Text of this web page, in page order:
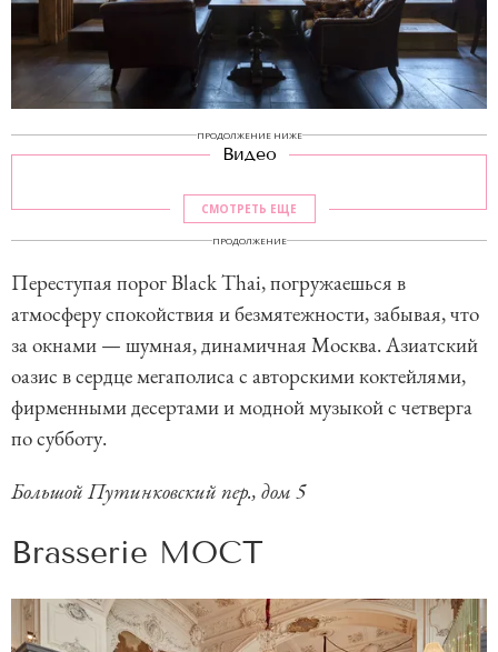
ПРОДОЛЖЕНИЕ НИЖЕ
Видео
СМОТРЕТЬ ЕЩЕ
ПРОДОЛЖЕНИЕ
Переступая порог Black Thai, погружаешься в
атмосферу спокойствия и безмятежности, забывая, что
за окнами — шумная, динамичная Москва. Азиатский
оазис в сердце мегаполиса с авторскими коктейлями,
фирменными десертами и модной музыкой с четверга
по субботу.
Большой Путинковский пер., дом 5
Brasserie МОСТ